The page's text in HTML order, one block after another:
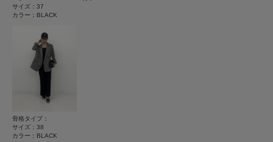
お買い物リストの管理に是非ご利用下さい。
サイズ：37
カラー：BLACK
骨格タイプ：
サイズ：38
カラー：BLACK